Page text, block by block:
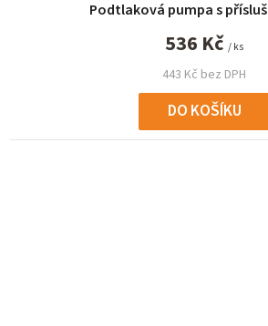
Podtlaková pumpa s
443 Kč bez DPH
536 Kč / ks
DO KOŠÍKU